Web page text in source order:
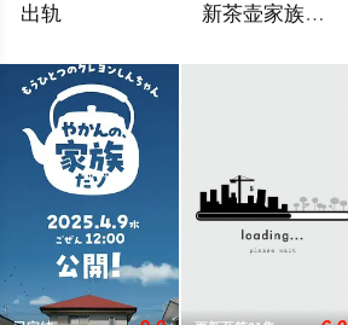
出轨
新茶壶家族登
二季